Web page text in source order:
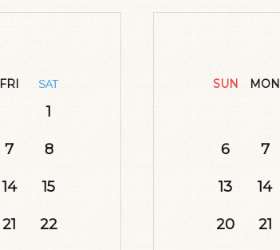
FRI SAT
1
7 8
14 15
21 22
SUN MON
6 7
13 14
20 21